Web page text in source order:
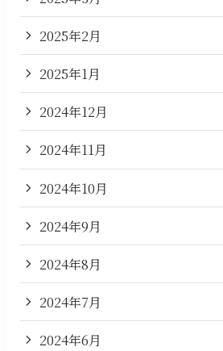
2025年2月
2025年1月
2024年12月
2024年11月
2024年10月
2024年9月
2024年8月
2024年7月
2024年6月